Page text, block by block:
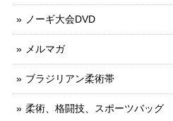
ノーギ大会DVD
メルマガ
ブラジリアン柔術帯
柔術、格闘技、スポーツバッグ